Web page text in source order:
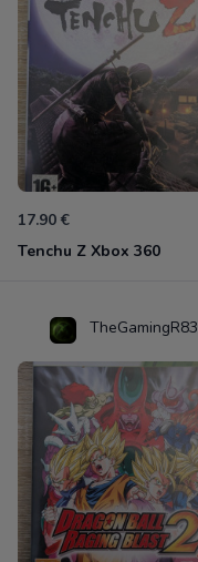
17.90 €
Tenchu Z Xbox 360
TheGamingR83